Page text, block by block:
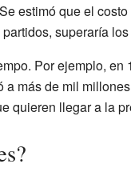
estimó que el
superaría
Por ejemplo, en
más de mil
quieren llegar a la